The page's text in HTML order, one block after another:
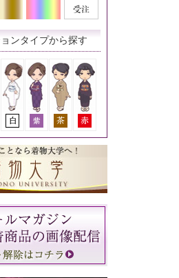
ンタイプから探す